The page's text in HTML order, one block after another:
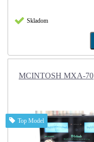
Skladom
MCINTOSH MXA-70
Top Model